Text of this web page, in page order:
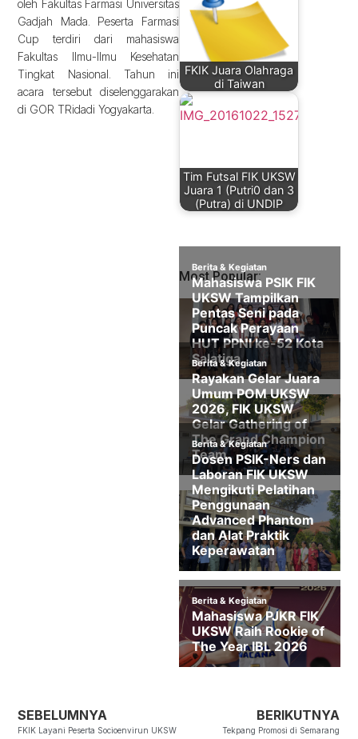
oleh Fakultas Farmasi Universitas
Gadjah Mada. Peserta Farmasi
Cup terdiri dari mahasiswa
Fakultas Ilmu-Ilmu Kesehatan
Tingkat Nasional. Tahun ini
acara tersebut diselenggarakan
di GOR TRidadi Yogyakarta.
FKIK Juara Olahraga
di Taiwan
Tim Futsal FIK UKSW
Juara 1 (Putri0 dan 3
(Putra) di UNDIP
Most Popular:
SEBELUMNYA
FKIK Layani Peserta Socioenvirun UKSW
BERIKUTNYA
Tekpang Promosi di Semarang